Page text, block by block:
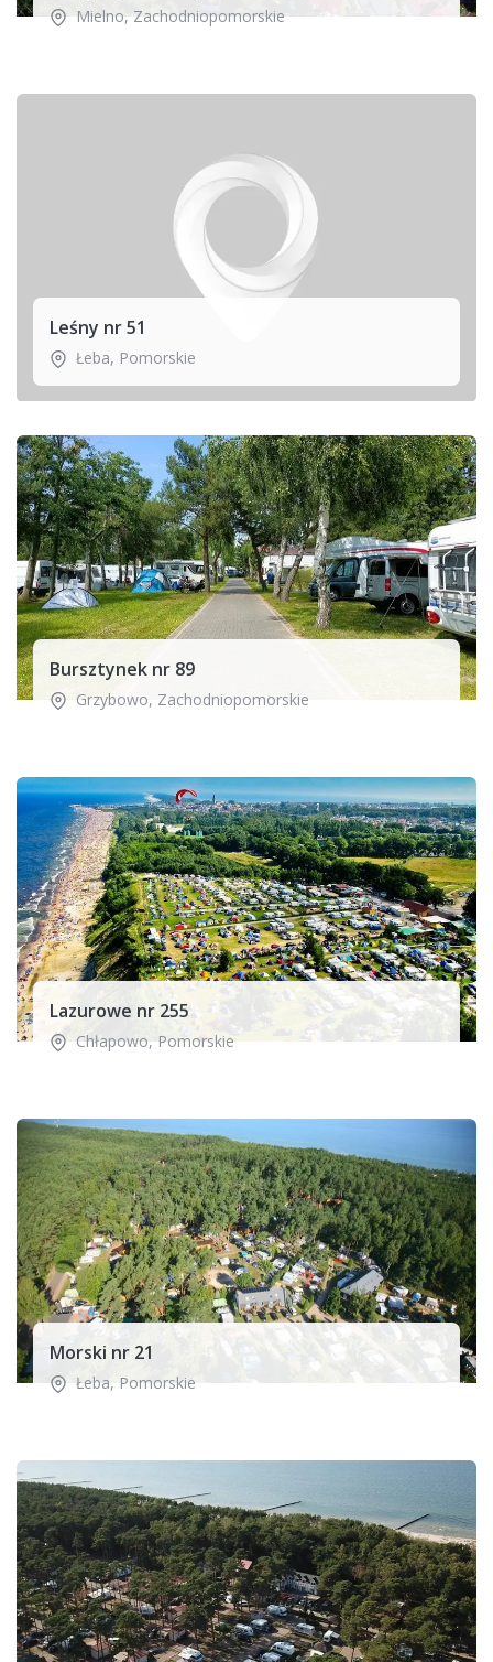
Mielno,Zachodniopomorskie
Leśny nr 51
Łeba, Pomorskie
Bursztynek nr 89
Grzybowo, Zachodniopomorskie
Lazurowe nr 255
Chłapowo,Pomorskie
Morski nr 21
Łeba, Pomorskie